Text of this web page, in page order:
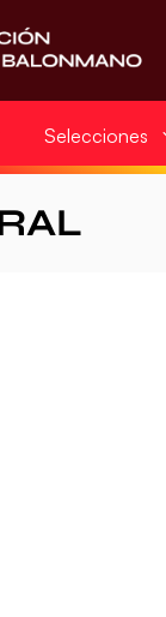
Selecciones